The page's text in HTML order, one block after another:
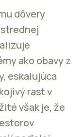
dôvery
ako obavy z
eskalujúca
rast v
však je, že